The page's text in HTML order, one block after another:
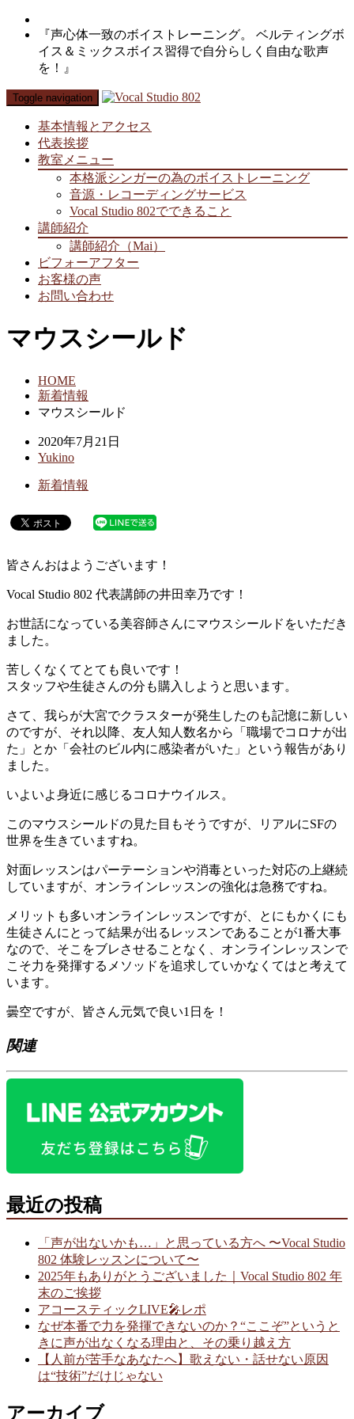
『声心体一致のボイストレーニング。 ベルティングボ
イス＆ミックスボイス習得で自分らしく自由な歌声
を！』
Toggle navigation
基本情報とアクセス
代表挨拶
教室メニュー
本格派シンガーの為のボイストレーニング
音源・レコーディングサービス
Vocal Studio 802でできること
講師紹介
講師紹介（Mai）
ビフォーアフター
お客様の声
お問い合わせ
マウスシールド
HOME
新着情報
マウスシールド
2020年7月21日
Yukino
新着情報
皆さんおはようございます！
Vocal Studio 802 代表講師の井田幸乃です！
お世話になっている美容師さんにマウスシールドをいただき
ました。
苦しくなくてとても良いです！
スタッフや生徒さんの分も購入しようと思います。
さて、我らが大宮でクラスターが発生したのも記憶に新しい
のですが、それ以降、友人知人数名から「職場でコロナが出
た」とか「会社のビル内に感染者がいた」という報告があり
ました。
いよいよ身近に感じるコロナウイルス。
このマウスシールドの見た目もそうですが、リアルにSFの
世界を生きていますね。
対面レッスンはパーテーションや消毒といった対応の上継続
していますが、オンラインレッスンの強化は急務ですね。
メリットも多いオンラインレッスンですが、とにもかくにも
生徒さんにとって結果が出るレッスンであることが1番大事
なので、そこをブレさせることなく、オンラインレッスンで
こそ力を発揮するメソッドを追求していかなくてはと考えて
います。
曇空ですが、皆さん元気で良い1日を！
関連
最近の投稿
「声が出ないかも…」と思っている方へ 〜Vocal Studio
802 体験レッスンについて〜
2025年もありがとうございました｜Vocal Studio 802 年
末のご挨拶
アコースティックLIVE🎤レポ
なぜ本番で力を発揮できないのか？“ここぞ”というと
きに声が出なくなる理由と、その乗り越え方
【人前が苦手なあなたへ】歌えない・話せない原因
は“技術”だけじゃない
アーカイブ